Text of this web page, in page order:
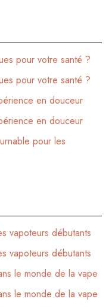
pour votre santé ?
pour votre santé ?
en douceur
en douceur
pour les
vapoteurs débutants
vapoteurs débutants
le monde de la vape
le monde de la vape